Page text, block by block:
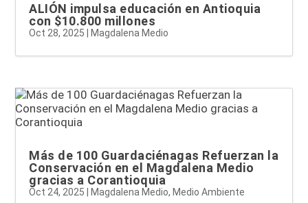
ALIÓN impulsa educación en Antioquia
con $10.800 millones
Oct 28, 2025 Magdalena Medio
Más de 100 Guardaciénagas Refuerzan la
Conservación en el Magdalena Medio
gracias a Corantioquia
Oct 24, 2025 Magdalena Medio, Medio Ambiente